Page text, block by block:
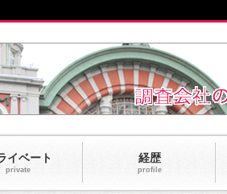
イベート
private‎
経歴
profile